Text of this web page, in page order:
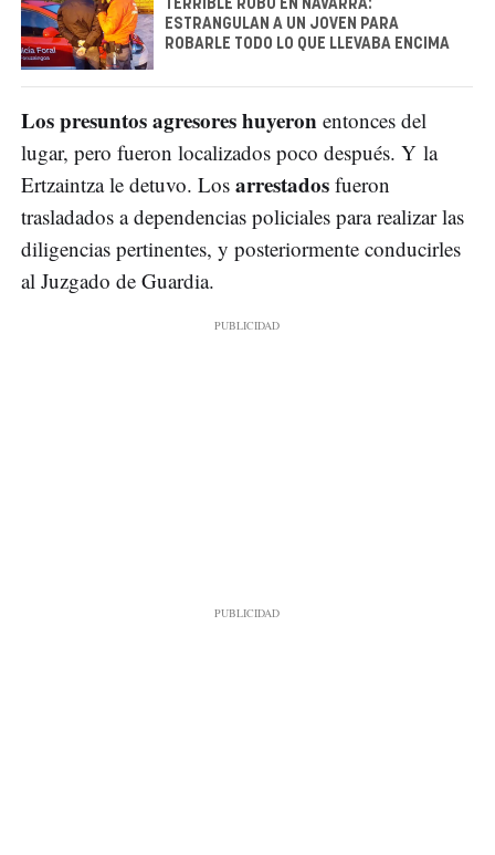
TERRIBLE ROBO EN NAVARRA:
ESTRANGULAN A UN JOVEN PARA
ROBARLE TODO LO QUE LLEVABA ENCIMA
Los presuntos agresores huyeron entonces del
lugar, pero fueron localizados poco después. Y la
Ertzaintza le detuvo. Los arrestados fueron
trasladados a dependencias policiales para realizar las
diligencias pertinentes, y posteriormente conducirles
al Juzgado de Guardia.